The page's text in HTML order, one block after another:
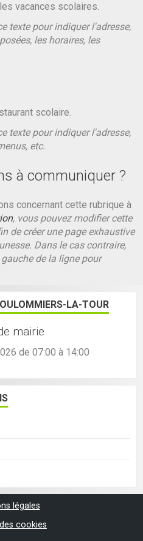
vacances scolaires.
texte pour indiquer l'adresse,
les horaires, les
scolaire.
texte pour indiquer l'adresse,
etc.
à communiquer ?
concernant cette rubrique à
, vous pouvez modifier cette
de créer une page exhaustive
Dans le cas contraire,
de la ligne pour
LA-TOUR
mairie
de 07:00 à 14:00
légales
cookies